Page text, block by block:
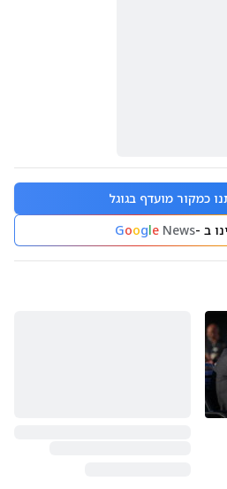
כמקור מועדף בגוגל
ב -
GoogleNews